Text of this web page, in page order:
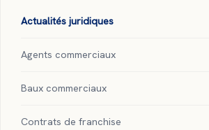
Actualités juridiques
Agents commerciaux
Baux commerciaux
Contrats de franchise